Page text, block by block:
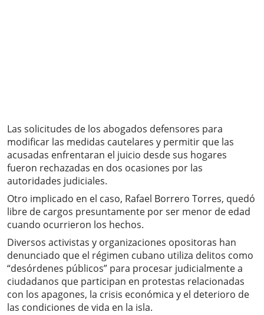
Las solicitudes de los abogados defensores para
modificar las medidas cautelares y permitir que las
acusadas enfrentaran el juicio desde sus hogares
fueron rechazadas en dos ocasiones por las
autoridades judiciales.
Otro implicado en el caso, Rafael Borrero Torres, quedó
libre de cargos presuntamente por ser menor de edad
cuando ocurrieron los hechos.
Diversos activistas y organizaciones opositoras han
denunciado que el régimen cubano utiliza delitos como
“desórdenes públicos” para procesar judicialmente a
ciudadanos que participan en protestas relacionadas
con los apagones, la crisis económica y el deterioro de
las condiciones de vida en la isla.